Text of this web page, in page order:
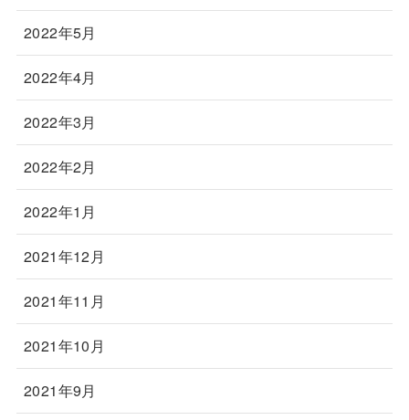
2022年5月
2022年4月
2022年3月
2022年2月
2022年1月
2021年12月
2021年11月
2021年10月
2021年9月